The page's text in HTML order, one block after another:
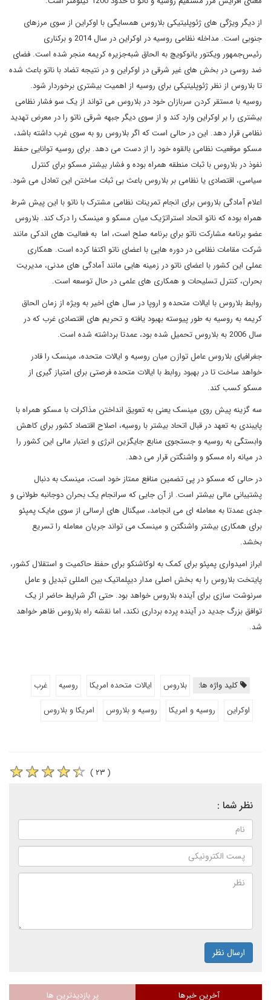
از دیگر ویژگی های ژئوپلیتیکی بلاروس همسایگی با اوکراین از سوی مرزهای
جنوبی است. مداخله نظامی روسیه در اوکراین در سال 2014 و برکناری
رئیس‌جمهور ویکتور یانوکویچ به الحاق شبه‌جزیره کریمه منجر شده است. فضای
ضد روسی در بخش های غیر شرقی در اوکراین و در نتیجه تضاد با ناتو باعث شده
تا بلاروس از نظر ژئوپلیتیکی برای روسیه از اهمیت بیشتری برخوردار شود.
روسیه با مستقر کردن سربازان خود در بلاروس می تواند از یک سو فشار نظامی
بیشتری را بر اوکراین وارد کند و از سوی دیگر جبهه شرقی ناتو را در معرض تهدید
نظامی قرار دهد. این در حالی است که اگر بلاروس رو به سوی غرب داشته باشد،
مسکو موقعیت نظامی بالقوه خود را از دست می دهد. برای روسیه توانایی حفظ
نفوذ در بلاروس با ثبات منطقه همراه بوده و فشار بیشتر مسکو برای کنترل
سیاسی، اقتصادی یا نظامی بر بلاروس باعث بی ثبات ساختن این تعادل می شود.
اعلام آمادگی بلاروس برای انجام تمرینات نظامی مشترک با ناتو با این پیش شرط
همراه بوده که ناتو اتحاد استراتژیک میان مسکو و مینسک را درک کند. بلاروس
عضو برنامه مشارکت ناتو برای برنامه صلح است، اما به فعالیت های اندکی مانند
شرکت مقامات نظامی در دوره هایی با اعضای ناتو اکتفا کرده است. همکاری
عملی این کشور با اعضای ناتو در زمینه هایی مانند آمادگی های مدنی، مدیریت
بحران، کنترل تسلیحات و همکاری های علمی در حال توسعه است.
روابط بلاروس با ایالات متحده و اروپا در سال های اخیر به ویژه از زمان الحاق
کریمه به روسیه به طور پیوسته بهبود یافته و تحریم های اقتصادی غرب که در
سال 2006 به بلاروس تحمیل شده بود، عمدتا برداشته شده است.
جغرافیای بلاروس عامل توازن میان روسیه و ایالات متحده، مینسک را قادر
خواهد ساخت تا در بهبود روابط با ایالات متحده فرصتی برای امتیاز گیری از
مسکو کسب کند.
سه گزینه پیش روی مینسک یعنی به تعویق انداختن مذاکرات با مسکو همراه با
پایبندی به تعهد در قبال اتحاد بیشتر با روسیه، اصلاح اقتصاد کشور برای کاهش
وابستگی به روسیه و جستجوی منابع جایگزین انرژی و اعتبار مالی این کشور را
در میانه راه مسکو و واشنگتن قرار می دهد.
در حالی که مسکو در پی تضمین منافع ممتاز خود است، مینسک به دنبال
پشتیبانی مالی بیشتر است. از آن جایی که سرانجام یک بحران دوجانبه طولانی و
جدی عمدتا به معامله ای می انجامد، سیگنال های ارسالی از سوی مایک پمپئو
برای همکاری بیشتر واشنگتن و مینسک می تواند جریان معامله را تسریع
بخشد.
ابراز امیدواری پمپئو برای کمک به لوکاشنکو برای حفظ حاکمیت و استقلال کشور،
پایتخت بلاروس را به بخش اصلی مدار دیپلماتیک بین المللی تبدیل و عامل
سرنوشت سازی برای آینده بلاروس خواهد بود. حتی اگر شرایط حاضر از یک
توافق بزرگ جدید در آینده پرده برداری نکند، اما نقشه راه بلاروس ظاهر خواهد
شد.
کلید واژه ها: بلاروس ایالات متحده امریکا روسیه
غرب
اوکراین
روسیه و امریکا روسیه و بلاروس امریکا و بلاروس
( ۲۳ )
نظر شما :
ارسال نظر
آخرین خبرها پر بازدیدترین ها